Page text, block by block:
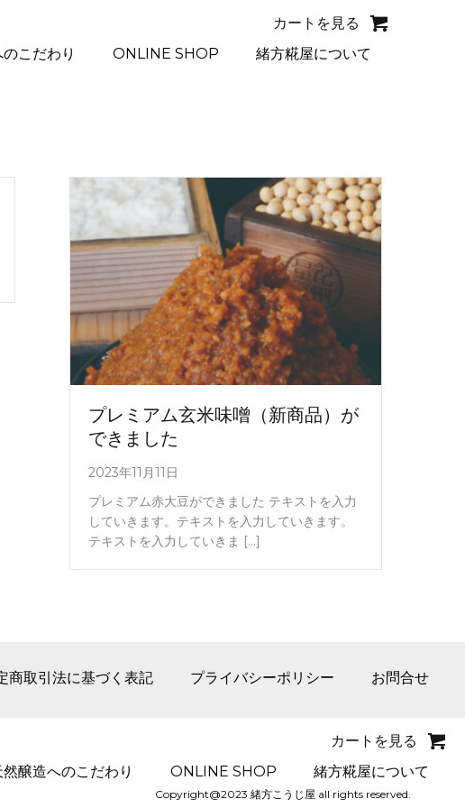
カートを見る
こだわり ONLINE SHOP 緒方糀屋について
プレミアム玄米味噌（新商品）が
できました
2023年11月11日
プレミアム赤大豆ができました テキストを入力
していきます。テキストを入力していきます。
テキストを入力していきま […]
商取引法に基づく表記 プライバシーポリシー お問合せ
カートを見る
醸造へのこだわり ONLINE SHOP 緒方糀屋について
Copyright@2023 緒方こうじ屋 all rights reserved.